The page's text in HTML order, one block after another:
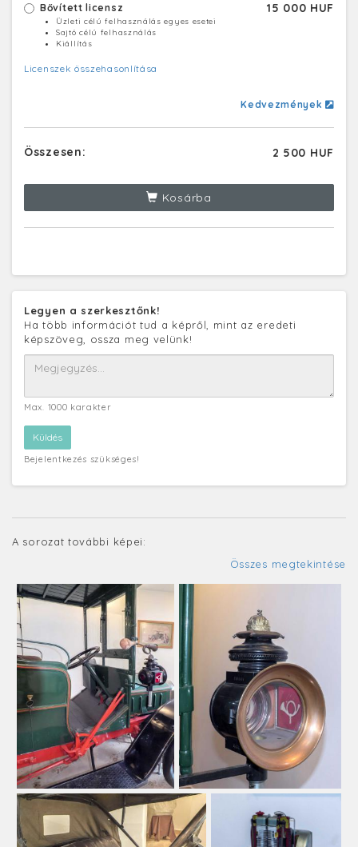
Bővített licensz 15 000 HUF
Üzleti célú felhasználás egyes esetei
Sajtó célú felhasználás
Kiállítás
Licenszek összehasonlítása
Kedvezmények
Összesen: 2 500 HUF
Kosárba
Legyen a szerkesztőnk!
Ha több információt tud a képről, mint az eredeti
képszöveg, ossza meg velünk!
Max. 1000 karakter
Bejelentkezés szükséges!
A sorozat további képei:
Összes megtekintése